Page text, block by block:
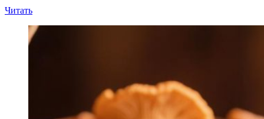
ЧитатьПрочитать
о
Шахматы